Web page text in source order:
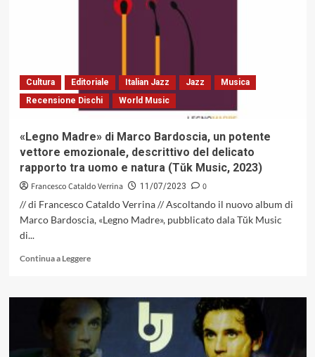
ad
Umbria
Jazz
Cultura Editoriale Italian Jazz Jazz
Musica
Recensione Dischi
World Music
«Legno Madre» di Marco Bardoscia, un potente
vettore emozionale, descrittivo del delicato
rapporto tra uomo e natura (Tŭk Music, 2023)
Francesco Cataldo Verrina 11/07/2023
0
// di Francesco Cataldo Verrina // Ascoltando il nuovo album di
Marco Bardoscia, «Legno Madre», pubblicato dala Tŭk Music
di...
Continua a LeggereLeggi
su
«Legno
Madre»
di
Marco